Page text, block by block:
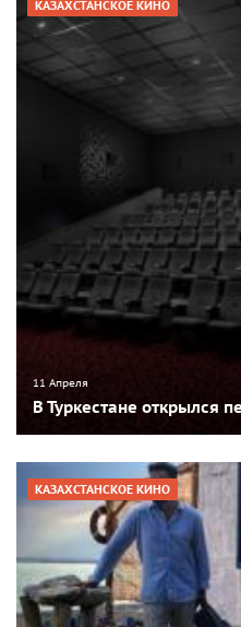
КАЗАХСТАНСКОЕ КИНО
11 Апреля
В Туркестане открылся
КАЗАХСТАНСКОЕ КИНО